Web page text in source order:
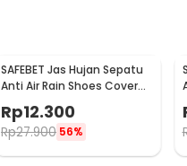
SAFEBET Jas Hujan Sepatu
Anti Air Rain Shoes Cover
PVC Non Slip Strap M 37-39
- H-101
Rp12.300
Rp27.900 56%